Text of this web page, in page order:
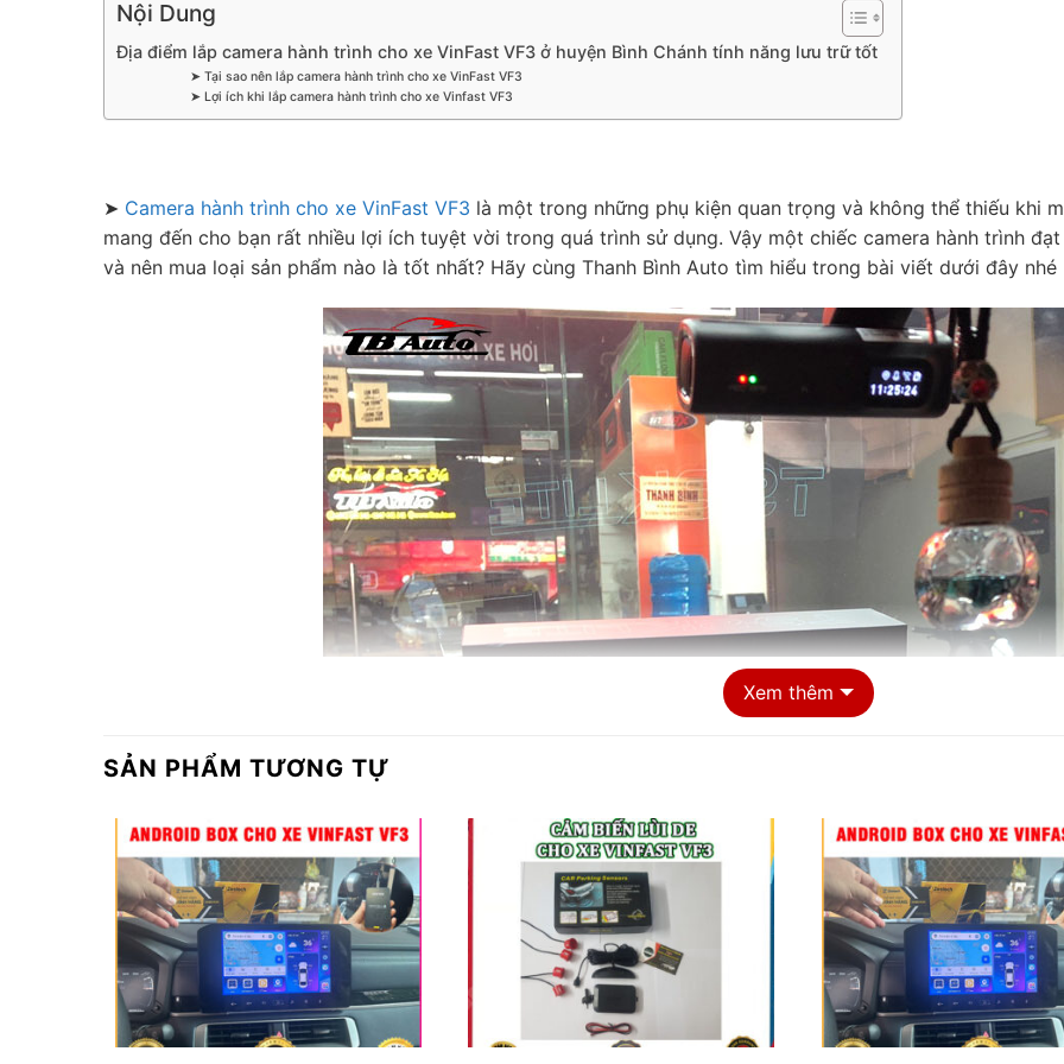
Nội Dung
Địa điểm lắp camera hành trình cho xe VinFast VF3 ở huyện Bình Chánh tính năng lưu trữ tốt
➤ Tại sao nên lắp camera hành trình cho xe VinFast VF3
➤ Lợi ích khi lắp camera hành trình cho xe Vinfast VF3
➤ Camera hành trình cho xe VinFast VF3 là một trong những phụ kiện quan trọng và không thể thiếu khi
mang đến cho bạn rất nhiều lợi ích tuyệt vời trong quá trình sử dụng. Vậy một chiếc camera hành trình
và nên mua loại sản phẩm nào là tốt nhất? Hãy cùng Thanh Bình Auto tìm hiểu trong bài viết dưới đây nhé
Địa chỉ lắp camera hành trình cho xe VinFast VF3 chất lượng tại
Xem thêm
SẢN PHẨM TƯƠNG TỰ